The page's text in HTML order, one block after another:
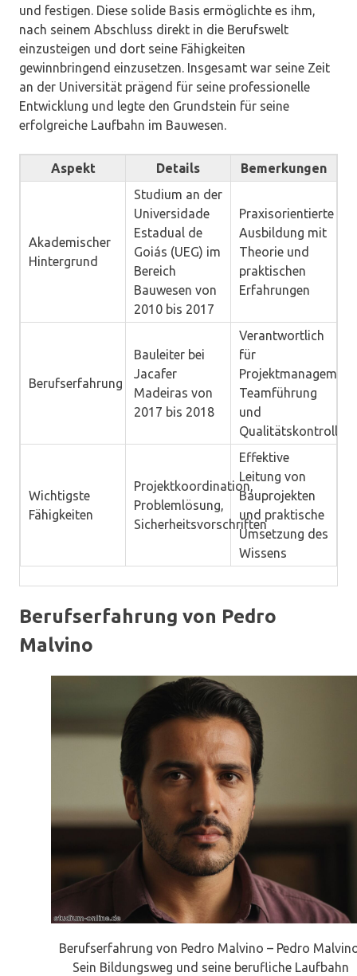
und festigen. Diese solide Basis ermöglichte es ihm,
nach seinem Abschluss direkt in die Berufswelt
einzusteigen und dort seine Fähigkeiten
gewinnbringend einzusetzen. Insgesamt war seine Zeit
an der Universität prägend für seine professionelle
Entwicklung und legte den Grundstein für seine
erfolgreiche Laufbahn im Bauwesen.
Aspekt Details Bemerkungen
Akademischer
Hintergrund
Studium an der
Universidade
Estadual de
Goiás (UEG) im
Bereich
Bauwesen von
2010 bis 2017
Praxisorientierte
Ausbildung mit
Theorie und
praktischen
Erfahrungen
Berufserfahrung
Bauleiter bei
Jacafer
Madeiras von
2017 bis 2018
Verantwortlich
für
Teamführung
und
Qualitätskontrolle
Wichtigste
Fähigkeiten
Projektkoordination,
Problemlösung,
Sicherheitsvorschriften
Effektive
Leitung von
Bauprojekten
und praktische
Umsetzung des
Wissens
Berufserfahrung von Pedro
Malvino
Berufserfahrung von Pedro Malvino – Pedro
Sein Bildungsweg und seine berufliche Laufbahn